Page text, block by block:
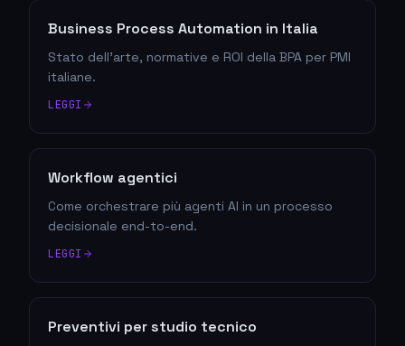
Business Process Automation in Italia
Stato dell'arte, normative e ROI della BPA per PMI
italiane.
LEGGI
Workflow agentici
Come orchestrare più agenti AI in un processo
decisionale end-to-end.
LEGGI
Preventivi per studio tecnico